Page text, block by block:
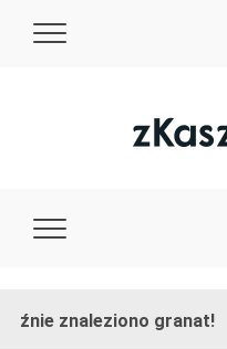
znaleziono granat!